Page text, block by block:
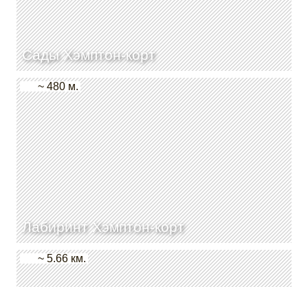
Сады Хэмптон-корт
Лабиринт Хэмптон-корт
~ 480 м.
~ 5.66 км.